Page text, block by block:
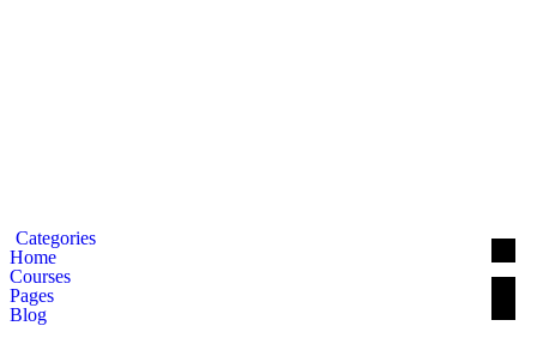
Categories
Home
Courses
Pages
Blog